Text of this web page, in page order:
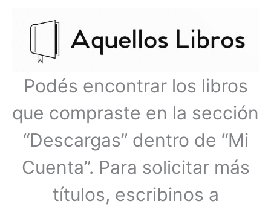
Podés encontrar los libros
que compraste en la sección
“Descargas” dentro de “Mi
Cuenta”. Para solicitar más
títulos, escribinos a
principal